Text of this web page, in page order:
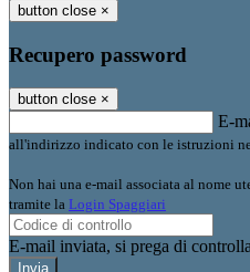
button close ×
Recupero password
button close ×
E-
all'indirizzo indicato con le istruzioni
Non hai una e-mail associata al nome
tramite la Login Spaggiari
E-mail inviata, si prega di